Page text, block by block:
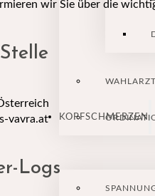
KOPFSCHMERZEN
wir Sie über die
vavra.at
Logs